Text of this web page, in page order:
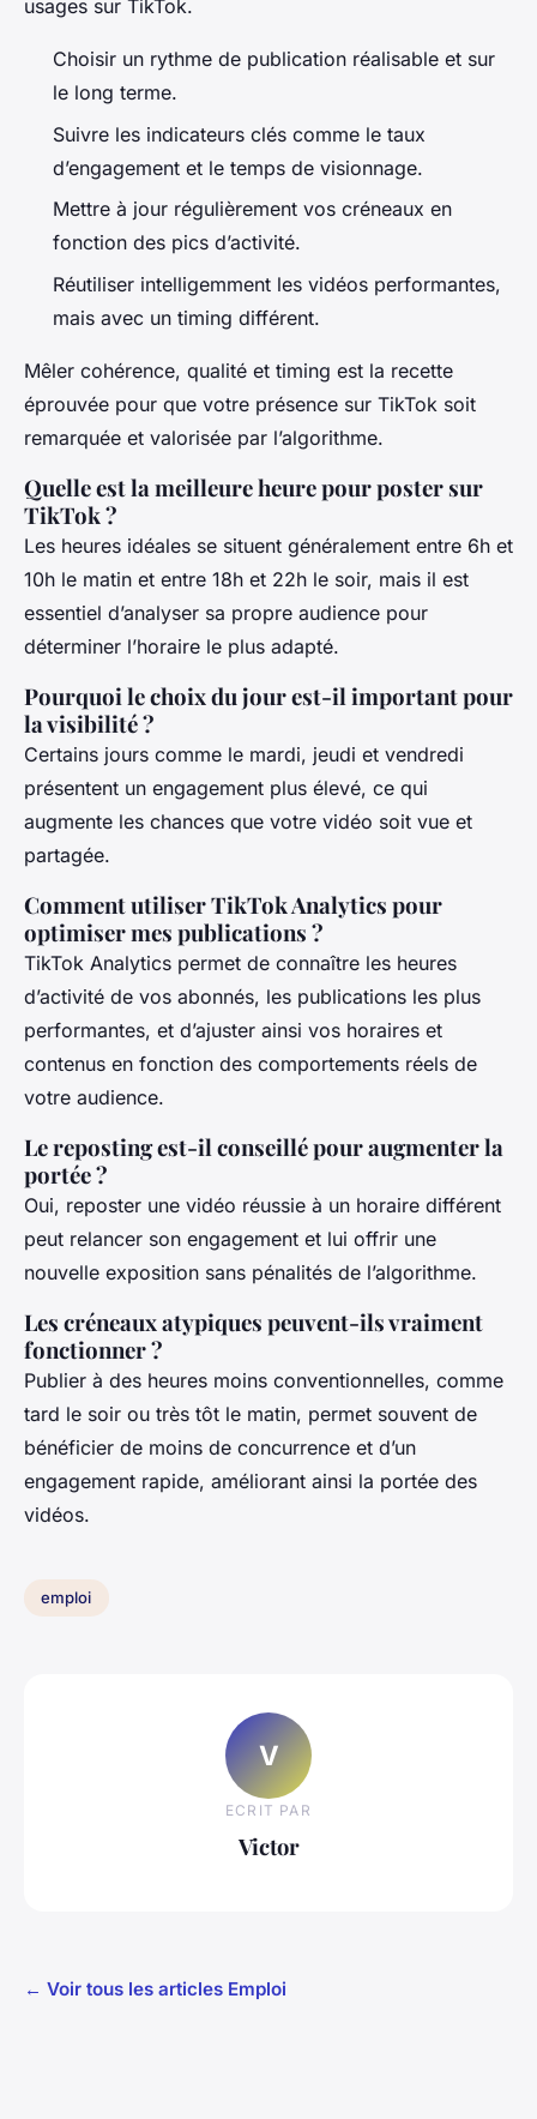
usages sur TikTok.
Choisir un rythme de publication réalisable et sur
le long terme.
Suivre les indicateurs clés comme le taux
d’engagement et le temps de visionnage.
Mettre à jour régulièrement vos créneaux en
fonction des pics d’activité.
Réutiliser intelligemment les vidéos performantes,
mais avec un timing différent.
Mêler cohérence, qualité et timing est la recette
éprouvée pour que votre présence sur TikTok soit
remarquée et valorisée par l’algorithme.
Quelle est la meilleure heure pour poster sur
TikTok ?
Les heures idéales se situent généralement entre 6h et
10h le matin et entre 18h et 22h le soir, mais il est
essentiel d’analyser sa propre audience pour
déterminer l’horaire le plus adapté.
Pourquoi le choix du jour est-il important pour
la visibilité ?
Certains jours comme le mardi, jeudi et vendredi
présentent un engagement plus élevé, ce qui
augmente les chances que votre vidéo soit vue et
partagée.
Comment utiliser TikTok Analytics pour
optimiser mes publications ?
TikTok Analytics permet de connaître les heures
d’activité de vos abonnés, les publications les plus
performantes, et d’ajuster ainsi vos horaires et
contenus en fonction des comportements réels de
votre audience.
Le reposting est-il conseillé pour augmenter la
portée ?
Oui, reposter une vidéo réussie à un horaire différent
peut relancer son engagement et lui offrir une
nouvelle exposition sans pénalités de l’algorithme.
Les créneaux atypiques peuvent-ils vraiment
fonctionner ?
Publier à des heures moins conventionnelles, comme
tard le soir ou très tôt le matin, permet souvent de
bénéficier de moins de concurrence et d’un
engagement rapide, améliorant ainsi la portée des
vidéos.
emploi
V
ECRIT PAR
Victor
← Voir tous les articles Emploi